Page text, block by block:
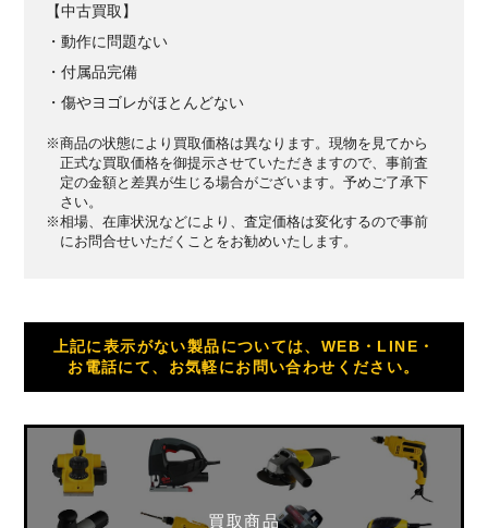
【中古買取】
・動作に問題ない
・付属品完備
・傷やヨゴレがほとんどない
※商品の状態により買取価格は異なります。現物を見てから
正式な買取価格を御提示させていただきますので、事前査
定の金額と差異が生じる場合がございます。予めご了承下
さい。
※相場、在庫状況などにより、査定価格は変化するので事前
にお問合せいただくことをお勧めいたします。
上記に表示がない製品については、WEB・LINE・
お電話にて、お気軽にお問い合わせください。
買取商品